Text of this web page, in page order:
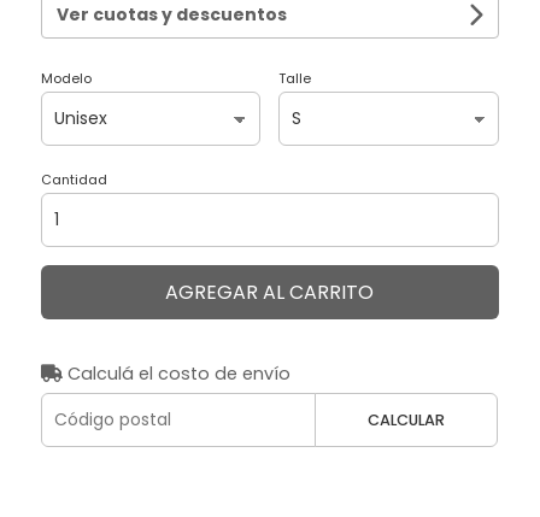
Ver cuotas y descuentos
Modelo Talle
Cantidad
AGREGAR AL CARRITO
Calculá el costo de envío
CALCULAR